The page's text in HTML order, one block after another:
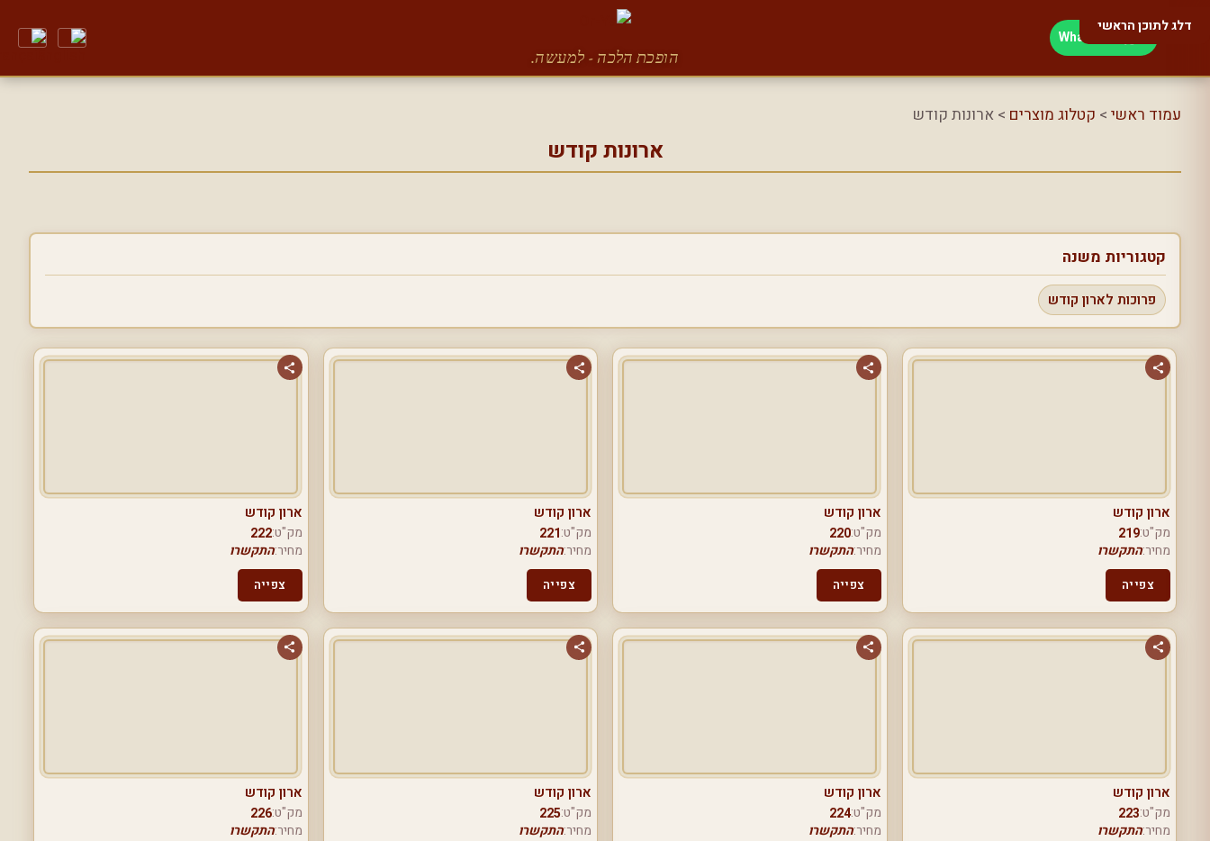
דלג לתוכן הראשי
WhatsApp
הופכת הלכה - למעשה.
עמוד ראשי > קטלוג מוצרים > ארונות קודש
ארונות קודש
קטגוריות משנה
פרוכות לארון קודש
ארון קודש
מק"ט:219
מחיר:התקשרו
צפייה
ארון קודש
מק"ט:220
מחיר:התקשרו
צפייה
ארון קודש
מק"ט:221
מחיר:התקשרו
צפייה
ארון קודש
מק"ט:222
מחיר:התקשרו
צפייה
ארון קודש
מק"ט:223
מחיר:התקשרו
ארון קודש
מק"ט:224
מחיר:התקשרו
ארון קודש
מק"ט:225
מחיר:התקשרו
ארון קודש
מק"ט:226
מחיר:התקשרו